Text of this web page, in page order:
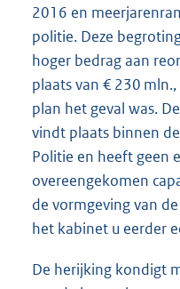
2016 en
politie. Deze
hoger bedrag aan
plaats van € 230
plan het geval was.
vindt plaats binnen
Politie en heeft geen
overeengekomen
de vormgeving van
het kabinet u eerder
De herijking kondigt